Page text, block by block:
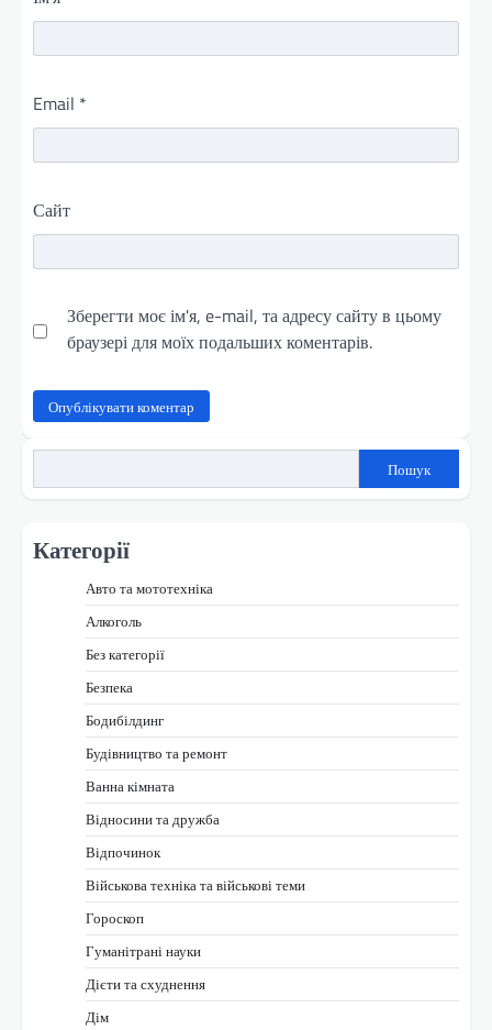
Email *
Сайт
Зберегти моє ім'я, e-mail, та адресу сайту в цьому
браузері для моїх подальших коментарів.
Пошук
Категорії
Авто та мототехніка
Алкоголь
Без категорії
Безпека
Бодибілдинг
Будівництво та ремонт
Ванна кімната
Відносини та дружба
Відпочинок
Військова техніка та військові теми
Гороскоп
Гуманітрані науки
Дієти та схуднення
Дім